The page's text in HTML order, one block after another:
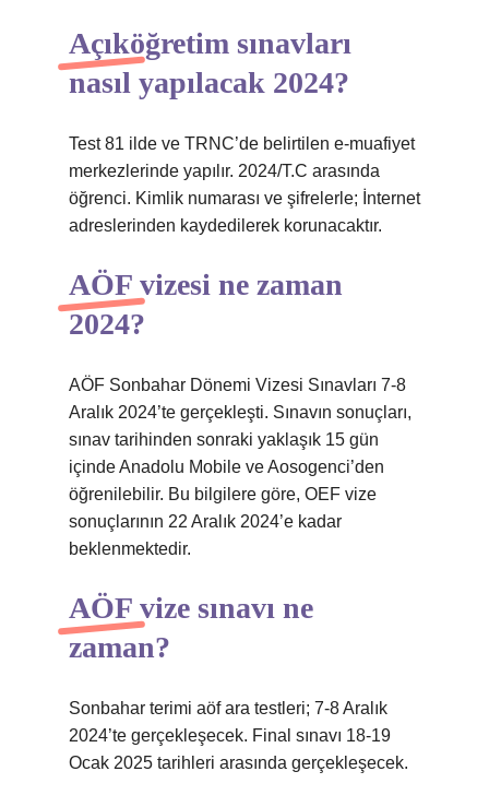
Açıköğretim sınavları
nasıl yapılacak 2024?
Test 81 ilde ve TRNC’de belirtilen e-muafiyet
merkezlerinde yapılır. 2024/T.C arasında
öğrenci. Kimlik numarası ve şifrelerle; İnternet
adreslerinden kaydedilerek korunacaktır.
AÖF vizesi ne zaman
2024?
AÖF Sonbahar Dönemi Vizesi Sınavları 7-8
Aralık 2024’te gerçekleşti. Sınavın sonuçları,
sınav tarihinden sonraki yaklaşık 15 gün
içinde Anadolu Mobile ve Aosogenci’den
öğrenilebilir. Bu bilgilere göre, OEF vize
sonuçlarının 22 Aralık 2024’e kadar
beklenmektedir.
AÖF vize sınavı ne
zaman?
Sonbahar terimi aöf ara testleri; 7-8 Aralık
2024’te gerçekleşecek. Final sınavı 18-19
Ocak 2025 tarihleri ​​arasında gerçekleşecek.